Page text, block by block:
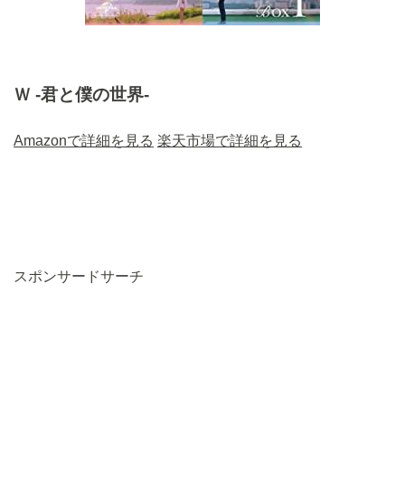
Ｗ -君と僕の世界-
Amazonで詳細を見る 楽天市場で詳細を見る
スポンサードサーチ